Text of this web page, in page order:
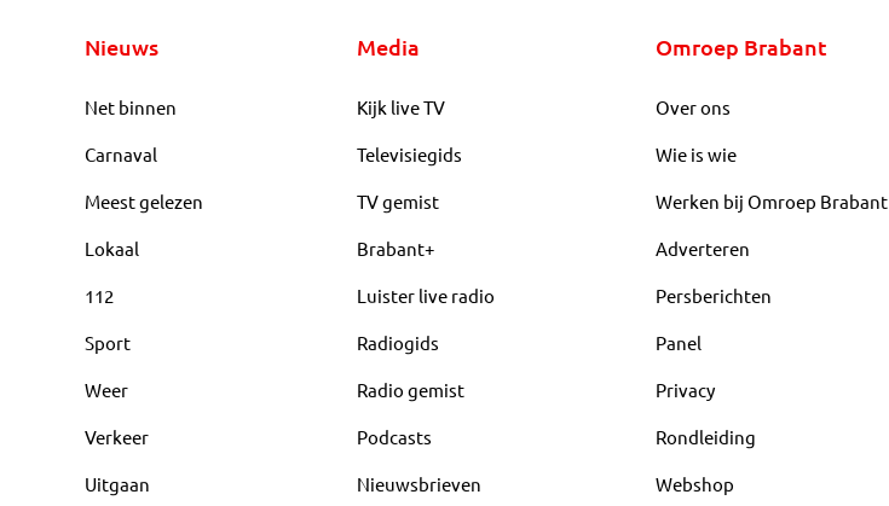
Nieuws
Net binnen
Carnaval
Meest gelezen
Lokaal
112
Sport
Weer
Verkeer
Uitgaan
Media
Kijk live TV
Televisiegids
TV gemist
Brabant+
Luister live radio
Radiogids
Radio gemist
Podcasts
Nieuwsbrieven
Omroep Brabant
Over ons
Wie is wie
Werken bij Omroep Brabant
Adverteren
Persberichten
Panel
Privacy
Rondleiding
Webshop